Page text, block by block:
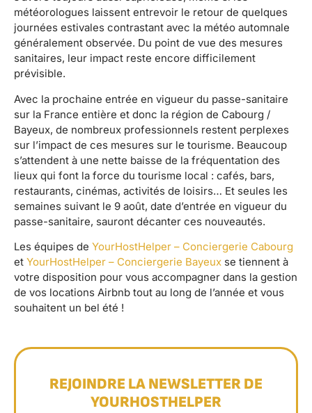
météorologues laissent entrevoir le retour de quelques
journées estivales contrastant avec la météo automnale
généralement observée. Du point de vue des mesures
sanitaires, leur impact reste encore difficilement
prévisible.
Avec la prochaine entrée en vigueur du passe-sanitaire
sur la France entière et donc la région de Cabourg /
Bayeux, de nombreux professionnels restent perplexes
sur l’impact de ces mesures sur le tourisme. Beaucoup
s’attendent à une nette baisse de la fréquentation des
lieux qui font la force du tourisme local : cafés, bars,
restaurants, cinémas, activités de loisirs… Et seules les
semaines suivant le 9 août, date d’entrée en vigueur du
passe-sanitaire, sauront décanter ces nouveautés.
Les équipes de YourHostHelper – Conciergerie Cabourg
et YourHostHelper – Conciergerie Bayeux se tiennent à
votre disposition pour vous accompagner dans la gestion
de vos locations Airbnb tout au long de l’année et vous
souhaitent un bel été !
REJOINDRE LA NEWSLETTER DE
YOURHOSTHELPER